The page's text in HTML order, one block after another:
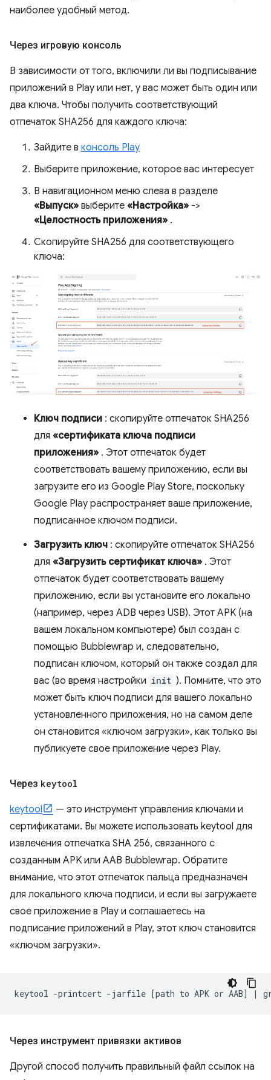
наиболее удобный метод.
Через игровую консоль
В зависимости от того, включили ли вы подписывание
приложений в Play или нет, у вас может быть один или
два ключа. Чтобы получить соответствующий
отпечаток SHA256 для каждого ключа:
Зайдите в консоль Play
Выберите приложение, которое вас интересует
В навигационном меню слева в разделе
«Выпуск» выберите «Настройка» ->
«Целостность приложения» .
Скопируйте SHA256 для соответствующего
ключа:
Ключ подписи : скопируйте отпечаток SHA256
для «сертификата ключа подписи
приложения» . Этот отпечаток будет
соответствовать вашему приложению, если вы
загрузите его из Google Play Store, поскольку
Google Play распространяет ваше приложение,
подписанное ключом подписи.
Загрузить ключ : скопируйте отпечаток SHA256
для «Загрузить сертификат ключа» . Этот
отпечаток будет соответствовать вашему
приложению, если вы установите его локально
(например, через ADB через USB). Этот APK (на
вашем локальном компьютере) был создан с
помощью Bubblewrap и, следовательно,
подписан ключом, который он также создал для
вас (во время настройки init ). Помните, что это
может быть ключ подписи для вашего локально
установленного приложения, но на самом деле
он становится «ключом загрузки», как только вы
публикуете свое приложение через Play.
Через keytool
keytool
— это инструмент управления ключами и
сертификатами. Вы можете использовать keytool для
извлечения отпечатка SHA 256, связанного с
созданным APK или AAB Bubblewrap. Обратите
внимание, что этот отпечаток пальца предназначен
для локального ключа подписи, и если вы загружаете
свое приложение в Play и соглашаетесь на
подписание приложений в Play, этот ключ становится
«ключом загрузки».
keytool -printcert -jarfile [path to APK or AAB] |
Через инструмент привязки активов
Другой способ получить правильный файл ссылок на